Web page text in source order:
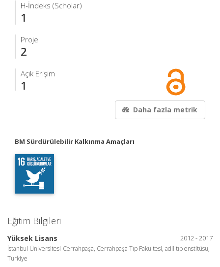
H-İndeks (Scholar)
1
Proje
2
Açık Erişim
1
Daha fazla metrik
BM Sürdürülebilir Kalkınma Amaçları
Eğitim Bilgileri
2012 - 2017
Yüksek Lisans
İstanbul Üniversitesi-Cerrahpaşa, Cerrahpaşa Tıp Fakültesi, adli tıp enstitüsü,
Türkiye